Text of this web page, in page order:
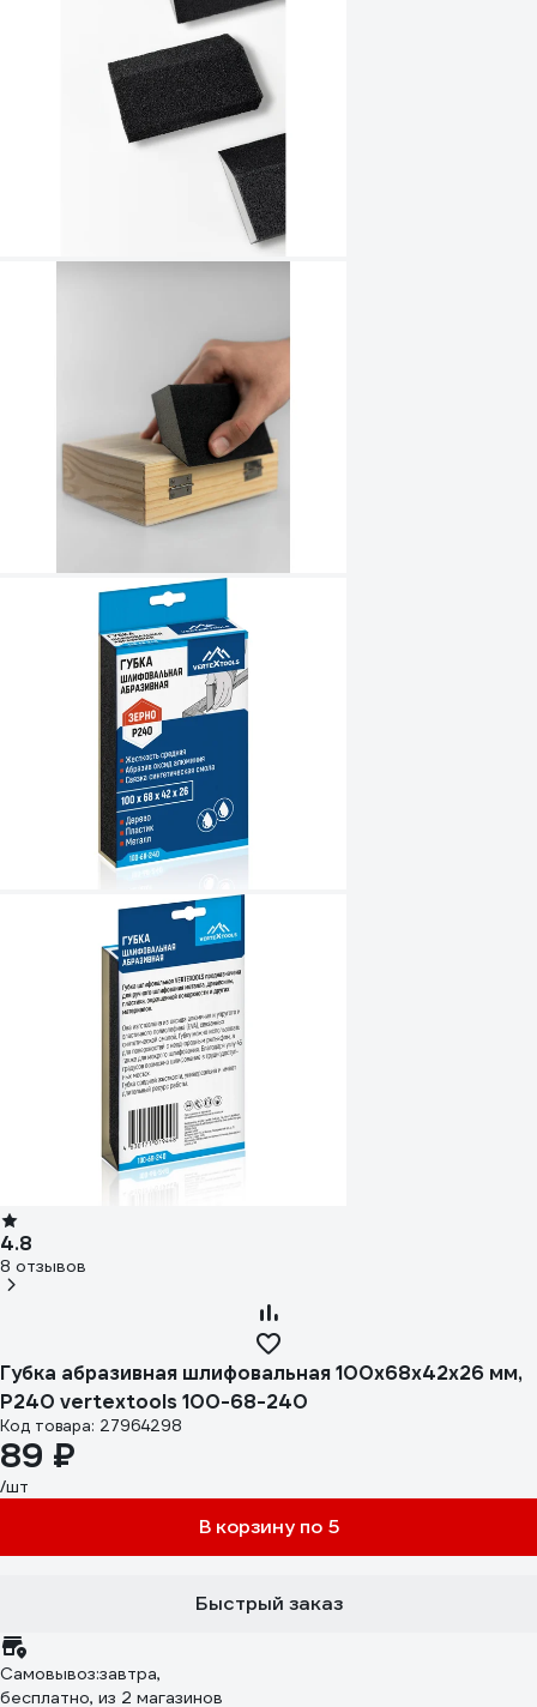
4.8
8 отзывов
Губка абразивная шлифовальная 100x68x42x26 мм,
P240 vertextools 100-68-240
Код товара: 27964298
89 ₽
/шт
В корзину по 5
Быстрый заказ
Самовывоз:завтра,
бесплатно, из 2 магазинов